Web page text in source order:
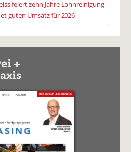
feiert zehn Jahre Lohnreinigung
guten Umsatz für 2026
+